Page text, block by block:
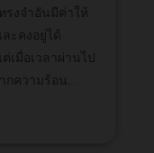
รงจำอันมีค่าให้
ะคงอยู่ได้
เมื่อเวลาผ่านไป
ความร้อน...